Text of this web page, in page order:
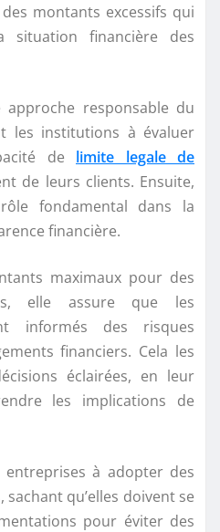
montants excessifs qui
financière des
responsable du
les institutions à évaluer
de limite legale de
de leurs clients. Ensuite,
fondamental dans la
financière.
maximaux pour des
elle assure que les
informés des risques
financiers. Cela les
éclairées, en leur
les implications de
à adopter des
qu’elles doivent se
pour éviter des